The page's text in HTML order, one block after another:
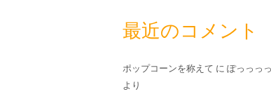
最近のコメント
ポップコーンを称えて にぽっっっ
より